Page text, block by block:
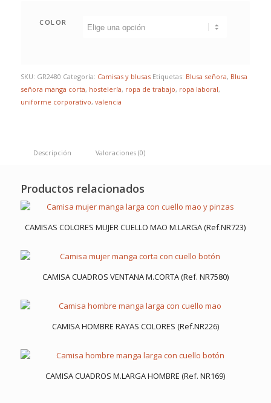
COLOR
SKU: GR2480 Categoría: Camisas y blusas Etiquetas: Blusa señora, Blusa
señora manga corta, hostelería, ropa de trabajo, ropa laboral,
uniforme corporativo, valencia
Descripción Valoraciones (0)
Productos relacionados
CAMISAS COLORES MUJER CUELLO MAO M.LARGA (Ref.NR723)
CAMISA CUADROS VENTANA M.CORTA (Ref. NR7580)
CAMISA HOMBRE RAYAS COLORES (Ref.NR226)
CAMISA CUADROS M.LARGA HOMBRE (Ref. NR169)